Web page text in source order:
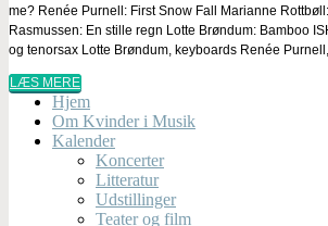
me? Renée Purnell: First Snow Fall Marianne
Rasmussen: En stille regn Lotte Brøndum: Bamboo
og tenorsax Lotte Brøndum, keyboards Renée
LÆS MERE
Hjem
Om Kvinder i Musik
Kalender
Koncerter
Litteratur
Udstillinger
Teater og film